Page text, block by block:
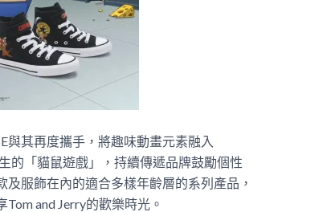
與其再度攜手，將趣味動畫元素融入
的「貓鼠遊戲」，持續傳遞品牌鼓勵個性
服飾在內的適合多樣年齡層的系列產品，
and Jerry的歡樂時光。